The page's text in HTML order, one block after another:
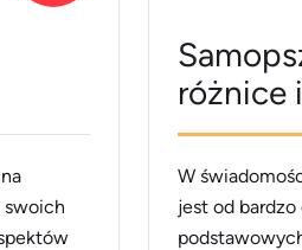
swoich
różnice
W
jest od